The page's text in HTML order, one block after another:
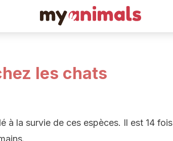
les chats
à la survie de ces espèces. Il est 14 fois